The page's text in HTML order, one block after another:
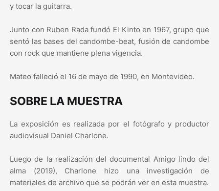
y tocar la guitarra.
Junto con Ruben Rada fundó El Kinto en 1967, grupo que
sentó las bases del candombe-beat, fusión de candombe
con rock que mantiene plena vigencia.
Mateo falleció el 16 de mayo de 1990, en Montevideo.
SOBRE LA MUESTRA
La exposición es realizada por el fotógrafo y productor
audiovisual Daniel Charlone.
Luego de la realización del documental Amigo lindo del
alma (2019), Charlone hizo una investigación de
materiales de archivo que se podrán ver en esta muestra.